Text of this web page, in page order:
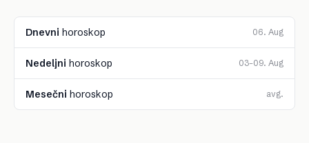
Dnevni horoskop 06. Aug
Nedeljni horoskop 03–09. Aug
Mesečni horoskop avg.